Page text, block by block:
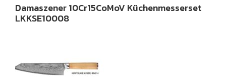
Damaszener 10Cr15CoMoV Küchenmesserset
LKKSE10008